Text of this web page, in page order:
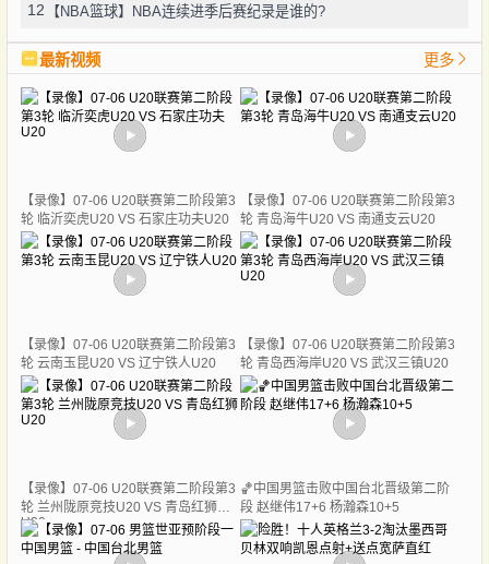
12 【NBA篮球】NBA连续进季后赛纪录是谁的?
最新视频 更多
【录像】07-06 U20联赛第二阶段第3
轮 临沂奕虎U20 VS 石家庄功夫U20
【录像】07-06 U20联赛第二阶段第3
轮 青岛海牛U20 VS 南通支云U20
【录像】07-06 U20联赛第二阶段第3
轮 云南玉昆U20 VS 辽宁铁人U20
【录像】07-06 U20联赛第二阶段第3
轮 青岛西海岸U20 VS 武汉三镇U20
【录像】07-06 U20联赛第二阶段第3
轮 兰州陇原竞技U20 VS 青岛红狮
U20
🏀中国男篮击败中国台北晋级第二阶
段 赵继伟17+6 杨瀚森10+5